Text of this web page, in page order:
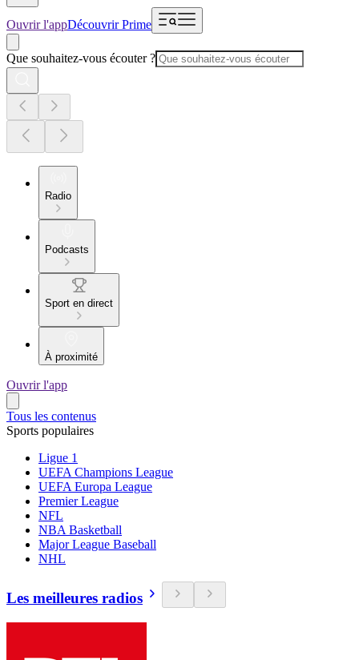
Ouvrir l'appDécouvrir Prime
Que souhaitez-vous écouter ?
Radio
Podcasts
Sport en direct
À proximité
Ouvrir l'app
Tous les contenus
Sports populaires
Ligue 1
UEFA Champions League
UEFA Europa League
Premier League
NFL
NBA Basketball
Major League Baseball
NHL
Les meilleures radios